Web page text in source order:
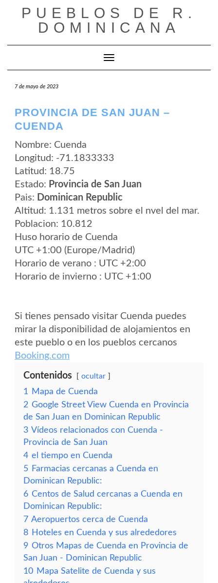
PUEBLOS DE R.
DOMINICANA
Cambiar modo de navegación
7 de mayo de 2023
PROVINCIA DE SAN JUAN –
CUENDA
Nombre: Cuenda
Longitud: -71.1833333
Latitud: 18.75
Estado: Provincia de San Juan
Pais: Dominican Republic
Altitud: 1.131 metros sobre el nvel del mar.
Poblacion: 10.812
Huso horario de Cuenda
UTC +1:00 (Europe/Madrid)
Horario de verano : UTC +2:00
Horario de invierno : UTC +1:00
Si tienes pensado visitar Cuenda puedes
mirar la disponibilidad de alojamientos en
este pueblo o en los pueblos cercanos
Booking.com
Contenidos ocultar
1
Mapa de Cuenda
2 Google Street View Cuenda en Provincia
de San Juan en Dominican Republic
3 Vídeos relacionados con Cuenda -
Provincia de San Juan
4 el tiempo en Cuenda
5 Farmacias cercanas a Cuenda en
Dominican Republic:
6 Centos de Salud cercanas a Cuenda en
Dominican Republic:
7 Aeropuertos cerca de Cuenda
8 Hoteles en Cuenda y sus alrededores
9 Otros Mapas de Cuenda en Provincia de
San Juan - Dominican Republic
10 Mapa Satelite de Cuenda y sus